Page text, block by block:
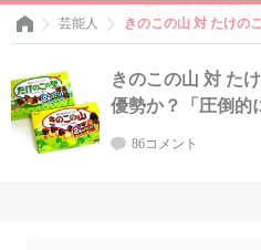
芸能人 きのこの山 対 たけの
きのこの山 対 た
優勢か？「圧倒的
86コメント